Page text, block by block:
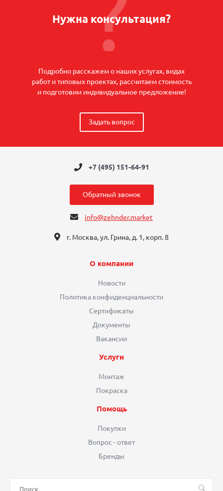
Нужна консультация?
Подробно расскажем о наших услугах, видах
работ и типовых проектах, рассчитаем стоимость
и подготовим индивидуальное предложение!
Задать вопрос
+7 (495) 151-64-91
Обратный звонок
info@zehnder.market
г. Москва, ул. Грина, д. 1, корп. 8
О компании
Новости
Политика конфиденциальности
Сертификаты
Документы
Вакансии
Услуги
Монтаж
Покраска
Помощь
Покупки
Вопрос - ответ
Бренды